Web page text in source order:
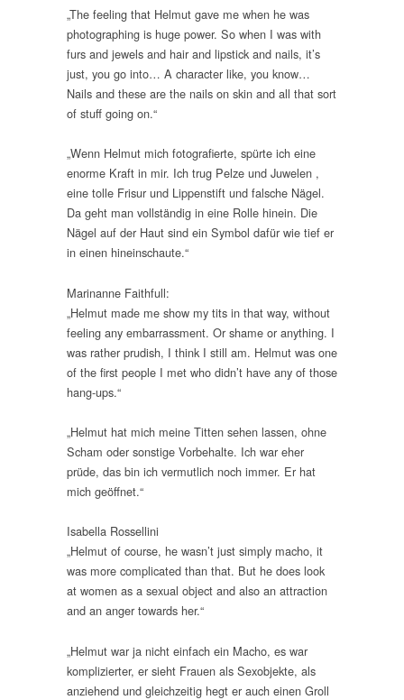
„The feeling that Helmut gave me when he was
photographing is huge power. So when I was with
furs and jewels and hair and lipstick and nails, it’s
just, you go into… A character like, you know…
Nails and these are the nails on skin and all that sort
of stuff going on.“
„Wenn Helmut mich fotografierte, spürte ich eine
enorme Kraft in mir. Ich trug Pelze und Juwelen ,
eine tolle Frisur und Lippenstift und falsche Nägel.
Da geht man vollständig in eine Rolle hinein. Die
Nägel auf der Haut sind ein Symbol dafür wie tief er
in einen hineinschaute.“
Marinanne Faithfull:
„Helmut made me show my tits in that way, without
feeling any embarrassment. Or shame or anything. I
was rather prudish, I think I still am. Helmut was one
of the first people I met who didn’t have any of those
hang-ups.“
„Helmut hat mich meine Titten sehen lassen, ohne
Scham oder sonstige Vorbehalte. Ich war eher
prüde, das bin ich vermutlich noch immer. Er hat
mich geöffnet.“
Isabella Rossellini
„Helmut of course, he wasn’t just simply macho, it
was more complicated than that. But he does look
at women as a sexual object and also an attraction
and an anger towards her.“
„Helmut war ja nicht einfach ein Macho, es war
komplizierter, er sieht Frauen als Sexobjekte, als
anziehend und gleichzeitig hegt er auch einen Groll